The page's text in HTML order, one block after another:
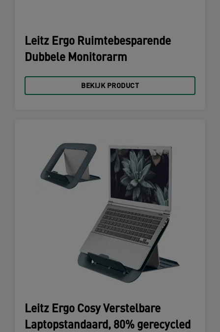
Leitz Ergo Ruimtebesparende
Dubbele Monitorarm
BEKIJK PRODUCT
Leitz Ergo Cosy Verstelbare
Laptopstandaard, 80% gerecycled